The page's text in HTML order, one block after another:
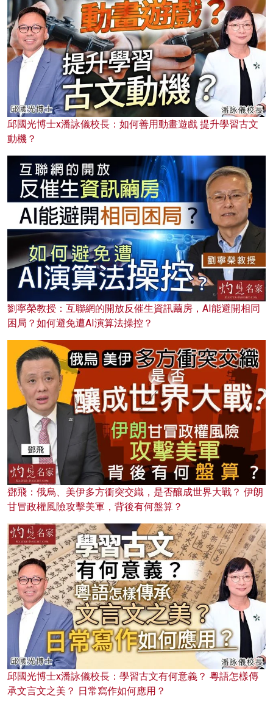
邱國光博士x潘詠儀校長：如何善用動畫遊戲 提升學習古文
動機？
劉寧榮教授：互聯網的開放反催生資訊繭房，AI能避開相同
困局？如何避免遭AI演算法操控？
鄧飛：俄烏、美伊多方衝突交織，是否釀成世界大戰？ 伊朗
甘冒政權風險攻擊美軍，背後有何盤算？
邱國光博士x潘詠儀校長：學習古文有何意義？ 粵語怎樣傳
承文言文之美？ 日常寫作如何應用？